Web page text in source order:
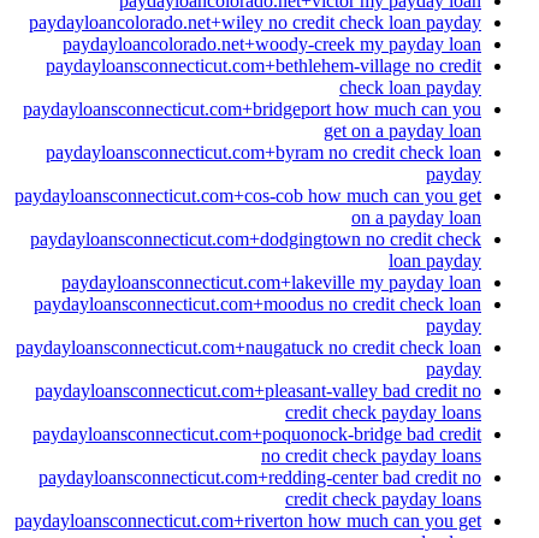
paydayloancolorado.net+wiley no credit check loan payday
paydayloancolorado.net+woody-creek my payday loan
paydayloansconnecticut.com+bethlehem-village no credit
check loan payday
paydayloansconnecticut.com+bridgeport how much can you
get on a payday loan
paydayloansconnecticut.com+byram no credit check loan
payday
paydayloansconnecticut.com+cos-cob how much can you get
on a payday loan
paydayloansconnecticut.com+dodgingtown no credit check
loan payday
paydayloansconnecticut.com+lakeville my payday loan
paydayloansconnecticut.com+moodus no credit check loan
payday
paydayloansconnecticut.com+naugatuck no credit check loan
payday
paydayloansconnecticut.com+pleasant-valley bad credit no
credit check payday loans
paydayloansconnecticut.com+poquonock-bridge bad credit
no credit check payday loans
paydayloansconnecticut.com+redding-center bad credit no
credit check payday loans
paydayloansconnecticut.com+riverton how much can you get